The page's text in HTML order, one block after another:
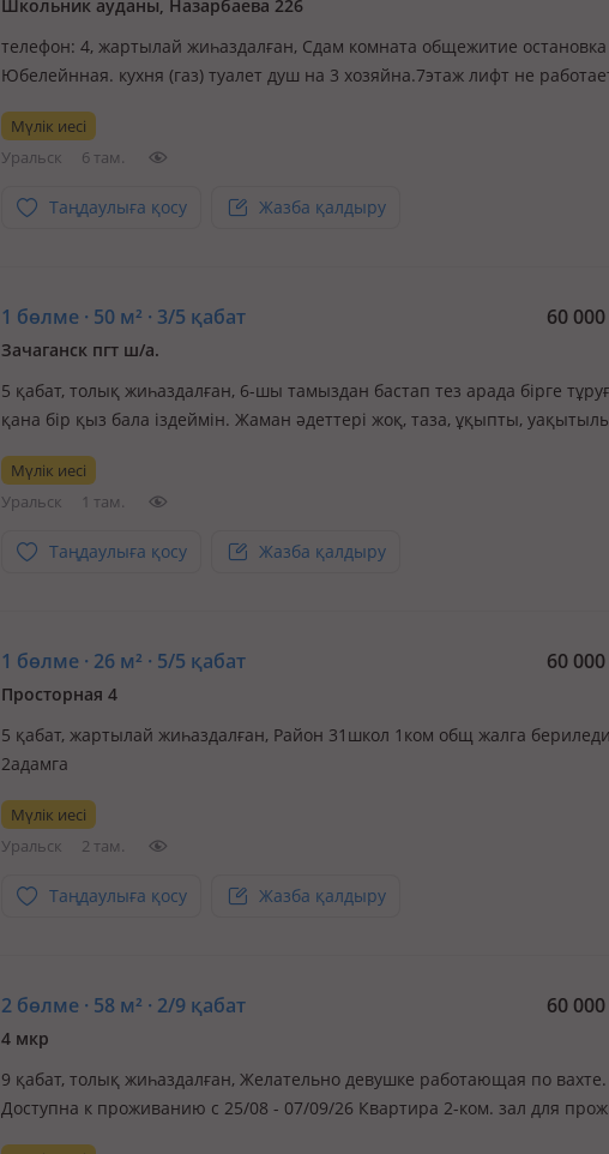
Школьник ауданы, Назарбаева 226
телефон: 4, жартылай жиһаздалған, Сдам комната общежитие остановка
Юбелейнная. кухня (газ) туалет душ на 3 хозяйна.7этаж лифт не
Мүлік иесі
Уральск
6 там.
Таңдаулыға қосу Жазба қалдыру
1 бөлме · 50 м² · 3/5 қабат 60 000
Зачаганск пгт ш/а.
5 қабат, толық жиһаздалған, 6-шы тамыздан бастап тез арада бірге
қана бір қыз бала іздеймін. Жаман әдеттері жоқ, таза, ұқыпты,
барлық жағдай жасалған, қажеттінің бәрі бар. 📱Қоңырау шалмаңыздар.
Мүлік иесі
Уральск
1 там.
Таңдаулыға қосу Жазба қалдыру
1 бөлме · 26 м² · 5/5 қабат 60 000
Просторная 4
5 қабат, жартылай жиһаздалған, Район 31школ 1ком общ жалга
2адамга
Мүлік иесі
Уральск
2 там.
Таңдаулыға қосу Жазба қалдыру
2 бөлме · 58 м² · 2/9 қабат 60 000
4 мкр
9 қабат, толық жиһаздалған, Желательно девушке работающая по вахте.
Доступна к проживанию с 25/08 - 07/09/26 Квартира 2-ком. зал для